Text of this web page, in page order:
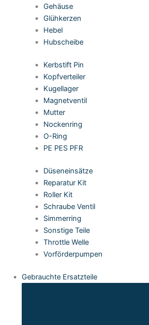
Gehäuse
Glühkerzen
Hebel
Hubscheibe
Kerbstift Pin
Kopfverteiler
Kugellager
Magnetventil
Mutter
Nockenring
O-Ring
PE PES PFR
Düseneinsätze
Reparatur Kit
Roller Kit
Schraube Ventil
Simmerring
Sonstige Teile
Throttle Welle
Vorförderpumpen
Gebrauchte Ersatzteile